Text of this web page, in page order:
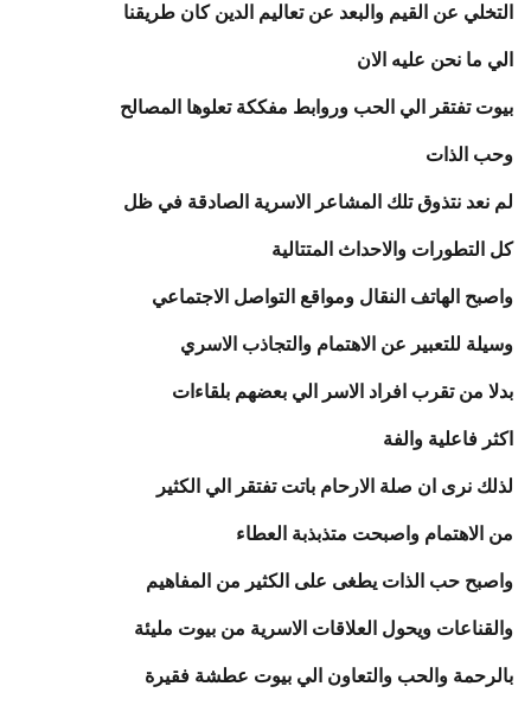
التخلي عن القيم والبعد عن تعاليم الدين كان طريقنا
الي ما نحن عليه الان
بيوت تفتقر الي الحب وروابط مفككة تعلوها المصالح
وحب الذات
لم نعد نتذوق تلك المشاعر الاسرية الصادقة في ظل
كل التطورات والاحداث المتتالية
واصبح الهاتف النقال ومواقع التواصل الاجتماعي
وسيلة للتعبير عن الاهتمام والتجاذب الاسري
بدلا من تقرب افراد الاسر الي بعضهم بلقاءات
اكثر فاعلية والفة
لذلك نرى ان صلة الارحام باتت تفتقر الي الكثير
من الاهتمام واصبحت متذبذبة العطاء
واصبح حب الذات يطغى على الكثير من المفاهيم
والقناعات ويحول العلاقات الاسرية من بيوت مليئة
بالرحمة والحب والتعاون الي بيوت عطشة فقيرة